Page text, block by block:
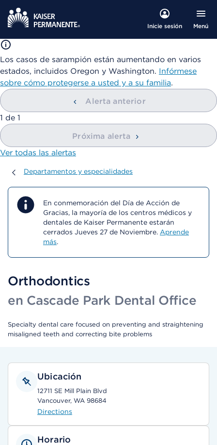
Inicie sesión Menú
Los casos de sarampión están aumentando en varios
estados, incluidos Oregon y Washington. Infórmese
sobre cómo protegerse a usted y a su familia.
Alerta anterior
mostrando
1 de 1
Próxima alerta
Ver todas las alertas
Departamentos y especialidades
Departamentos y especialidades
En conmemoración del Día de Acción de
Gracias, la mayoría de los centros médicos y
dentales de Kaiser Permanente estarán
cerrados Jueves 27 de Noviembre. Aprende
más.
Orthodontics
en Cascade Park Dental Office
Specialty dental care focused on preventing and straightening
misaligned teeth and correcting bite problems
Ubicación
12711 SE Mill Plain Blvd
Vancouver, WA 98684
Directions
Horario